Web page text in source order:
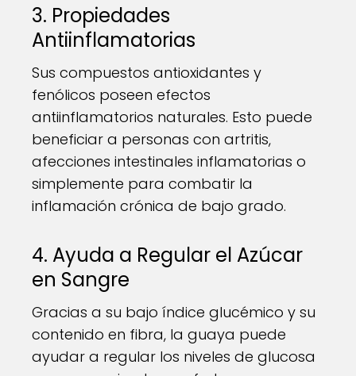
3. Propiedades
Antiinflamatorias
Sus compuestos antioxidantes y
fenólicos poseen efectos
antiinflamatorios naturales. Esto puede
beneficiar a personas con artritis,
afecciones intestinales inflamatorias o
simplemente para combatir la
inflamación crónica de bajo grado.
4. Ayuda a Regular el Azúcar
en Sangre
Gracias a su bajo índice glucémico y su
contenido en fibra, la guaya puede
ayudar a regular los niveles de glucosa